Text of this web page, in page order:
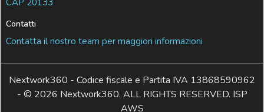
CAP 20133
Contatti
Contatta il nostro team per maggiori informazioni
Nextwork360 - Codice fiscale e Partita IVA 13868590962
- © 2026 Nextwork360. ALL RIGHTS RESERVED. ISP
AWS